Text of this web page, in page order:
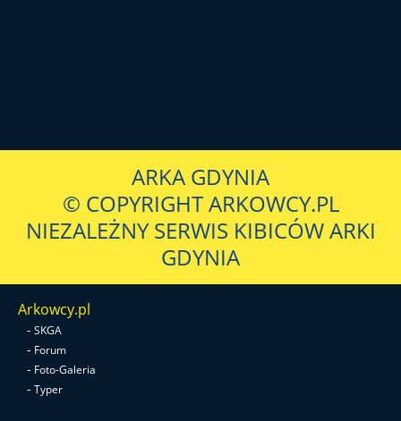
ARKA GDYNIA
© COPYRIGHT ARKOWCY.PL
NIEZALEŻNY SERWIS KIBICÓW ARKI
GDYNIA
Arkowcy.pl
- SKGA
- Forum
- Foto-Galeria
- Typer